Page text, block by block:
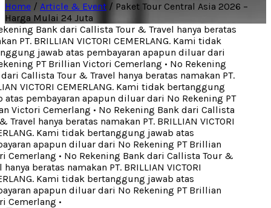
Home / Article & Event / Paket Tour Central Asia 2026 –
Harga Mulai 24 Juta
Bank dari Callista Tour & Travel hanya beratas
PT. BRILLIAN VICTORI CEMERLANG. Kami tidak
jawab atas pembayaran apapun diluar dari
PT Brillian Victori Cemerlang• No Rekening
Callista Tour & Travel hanya beratas namakan PT.
VICTORI CEMERLANG. Kami tidak bertanggung
pembayaran apapun diluar dari No Rekening PT
Victori Cemerlang• No Rekening Bank dari Callista
Travel hanya beratas namakan PT. BRILLIAN VICTORI
Kami tidak bertanggung jawab atas
apapun diluar dari No Rekening PT Brillian
Cemerlang• No Rekening Bank dari Callista Tour &
beratas namakan PT. BRILLIAN VICTORI
Kami tidak bertanggung jawab atas
apapun diluar dari No Rekening PT Brillian
Cemerlang•